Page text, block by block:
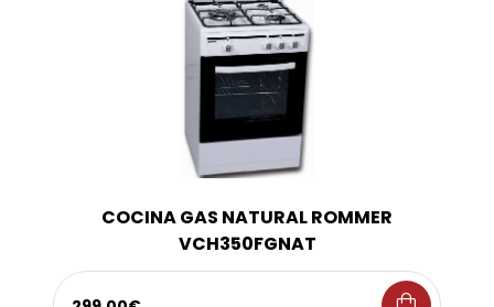
COCINA GAS NATURAL ROMMER
VCH350FGNAT